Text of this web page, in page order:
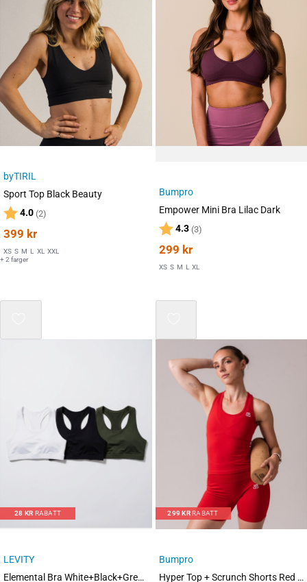
byTIRIL
Sport Top Black Beauty
Karakter:
4.0 (2)
399 kr
XS S M L XL
XXL
+ 2 farger
Bumpro
Empower Mini Bra Lilac Dark
Karakter:
4.3(3)
299 kr
XS S M L XL
28 KR RABATT
LEVITY
Elemental Bra White+Black+Green 3-PACK
299KRRABATT
Bumpro
Hyper Top + Scrunch Shorts Red Salsa SET